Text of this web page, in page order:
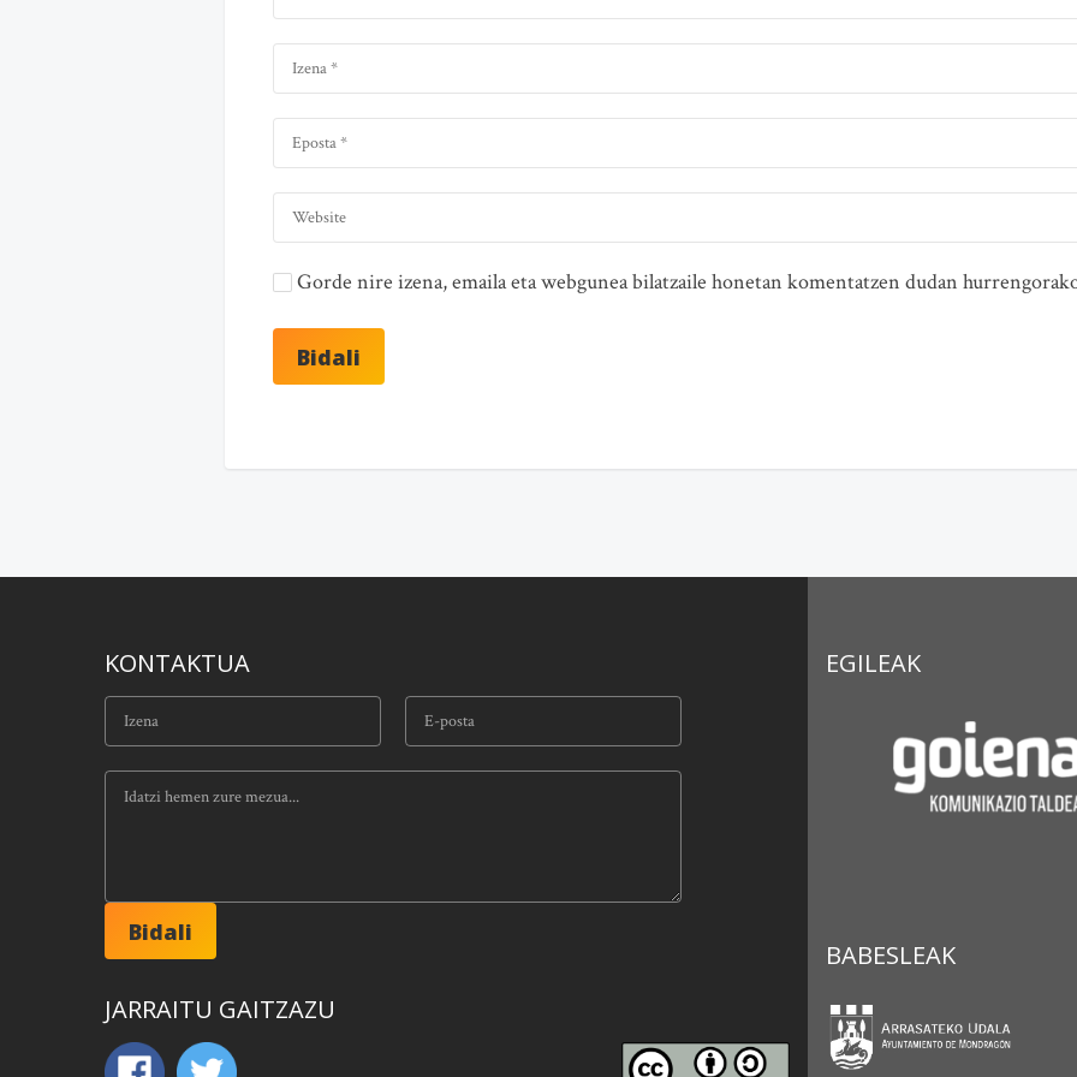
Gorde nire izena, emaila eta webgunea bilatzaile honetan komentatzen dudan
KONTAKTUA
JARRAITU GAITZAZU
EGILEAK
BABESLEAK